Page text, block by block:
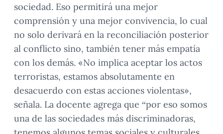
sociedad. Eso permitirá una mejor
comprensión y una mejor convivencia, lo cual
no solo derivará en la reconciliación posterior
al conflicto sino, también tener más empatía
con los demás. «No implica aceptar los actos
terroristas, estamos absolutamente en
desacuerdo con estas acciones violentas»,
señala. La docente agrega que “por eso somos
una de las sociedades más discriminadoras,